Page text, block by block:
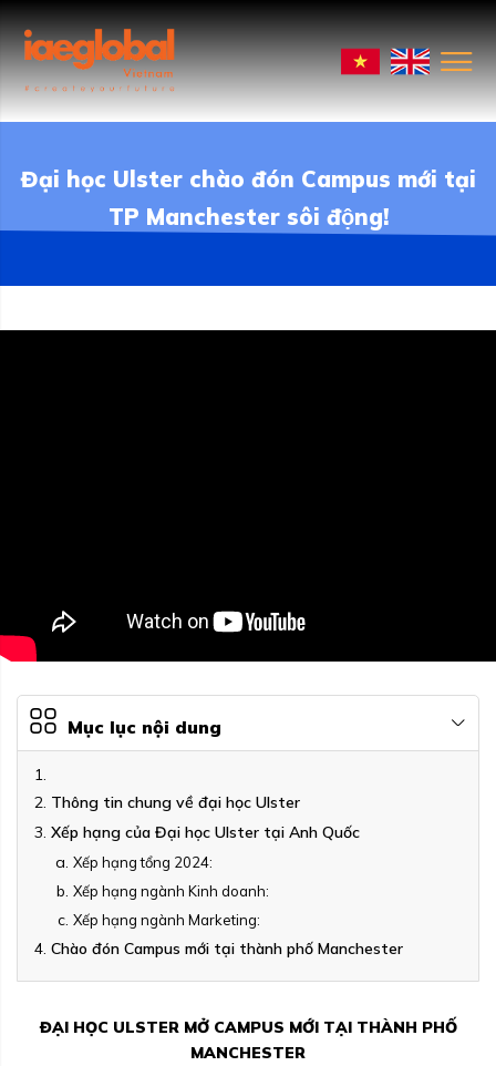
Đại học Ulster chào đón Campus mới tại
TP Manchester sôi động!
Mục lục nội dung
Thông tin chung về đại học Ulster
Xếp hạng của Đại học Ulster tại Anh Quốc
Xếp hạng tổng 2024:
Xếp hạng ngành Kinh doanh:
Xếp hạng ngành Marketing:
Chào đón Campus mới tại thành phố Manchester
ĐẠI HỌC ULSTER MỞ CAMPUS MỚI TẠI THÀNH PHỐ
MANCHESTER